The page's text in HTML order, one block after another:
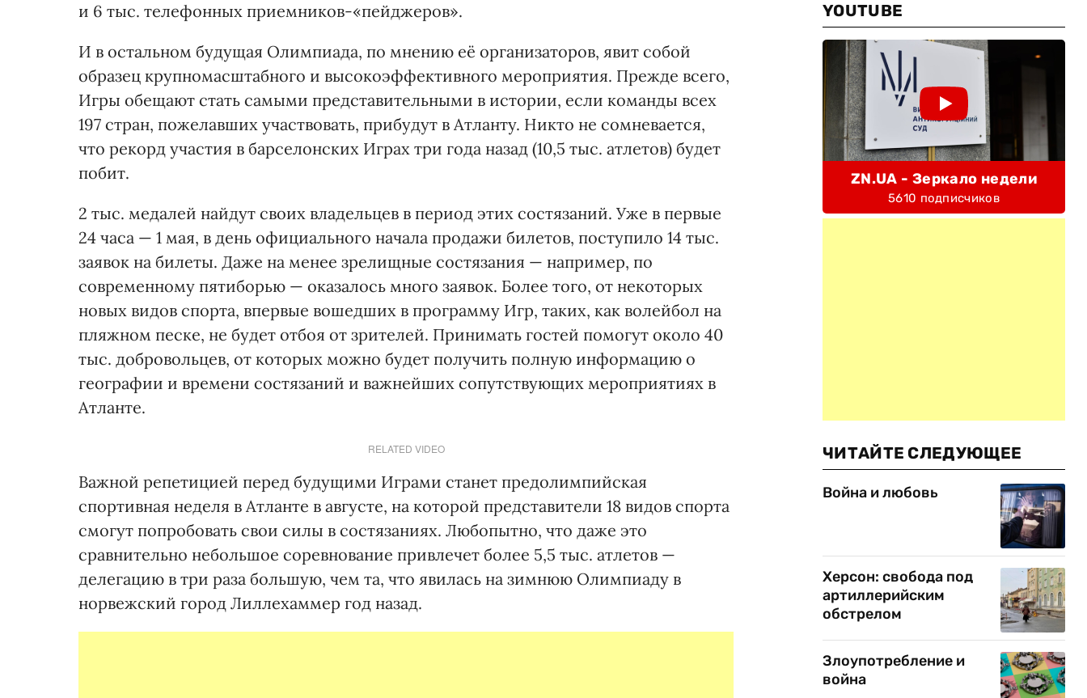
и 6 тыс. телефонных приемников-«пейджеров».
И в остальном будущая Олимпиада, по мнению её организаторов, явит собой
образец крупномасштабного и высокоэффективного мероприятия. Прежде всего,
Игры обещают стать самыми представительными в истории, если команды всех
197 стран, пожелавших участвовать, прибудут в Атланту. Никто не сомневается,
что рекорд участия в барселонских Играх три года назад (10,5 тыс. атлетов) будет
побит.
2 тыс. медалей найдут своих владельцев в период этих состязаний. Уже в первые
24 часа — 1 мая, в день официального начала продажи билетов, поступило 14 тыс.
заявок на билеты. Даже на менее зрелищные состязания — например, по
современному пятиборью — оказалось много заявок. Более того, от некоторых
новых видов спорта, впервые вошедших в программу Игр, таких, как волейбол на
пляжном песке, не будет отбоя от зрителей. Принимать гостей помогут около 40
тыс. добровольцев, от которых можно будет получить полную информацию о
географии и времени состязаний и важнейших сопутствующих мероприятиях в
Атланте.
RELATED VIDEO
Важной репетицией перед будущими Играми станет предолимпийская
спортивная неделя в Атланте в августе, на которой представители 18 видов спорта
смогут попробовать свои силы в состязаниях. Любопытно, что даже это
сравнительно небольшое соревнование привлечет более 5,5 тыс. атлетов —
делегацию в три раза большую, чем та, что явилась на зимнюю Олимпиаду в
норвежский город Лиллехаммер год назад.
YOUTUBE
ZN.UA - Зеркало недели
5610 подписчиков
ЧИТАЙТЕ СЛЕДУЮЩЕЕ
Война и любовь
Херсон: свобода под
артиллерийским
обстрелом
Злоупотребление и
война